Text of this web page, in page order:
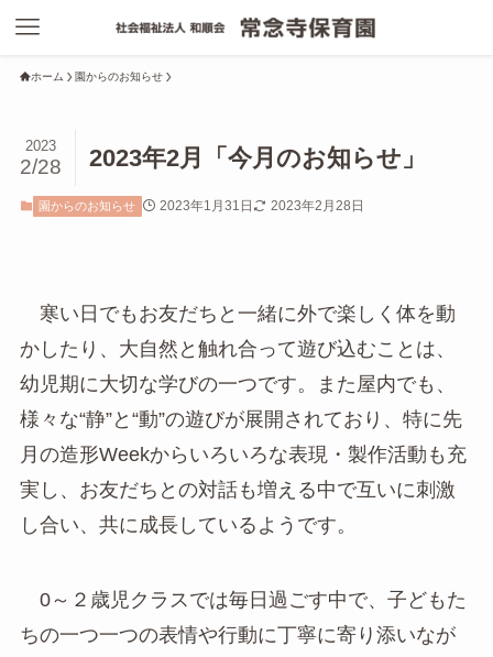
ホーム 園からのお知らせ
2023年2月「今月のお知らせ」
2023
2/28
園からのお知らせ 2023年1月31日 2023年2月28日
寒い日でもお友だちと一緒に外で楽しく体を動
かしたり、大自然と触れ合って遊び込むことは、
幼児期に大切な学びの一つです。また屋内でも、
様々な“静”と“動”の遊びが展開されており、特に先
月の造形Weekからいろいろな表現・製作活動も充
実し、お友だちとの対話も増える中で互いに刺激
し合い、共に成長しているようです。
0～２歳児クラスでは毎日過ごす中で、子どもた
ちの一つ一つの表情や行動に丁寧に寄り添いなが